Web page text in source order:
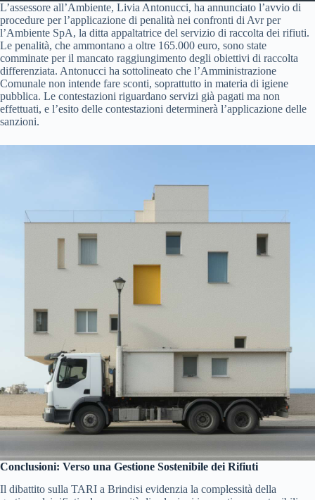
L’assessore all’Ambiente, Livia Antonucci, ha annunciato l’avvio di
procedure per l’applicazione di penalità nei confronti di Avr per
l’Ambiente SpA, la ditta appaltatrice del servizio di raccolta dei rifiuti.
Le penalità, che ammontano a oltre 165.000 euro, sono state
comminate per il mancato raggiungimento degli obiettivi di raccolta
differenziata. Antonucci ha sottolineato che l’Amministrazione
Comunale non intende fare sconti, soprattutto in materia di igiene
pubblica. Le contestazioni riguardano servizi già pagati ma non
effettuati, e l’esito delle contestazioni determinerà l’applicazione delle
sanzioni.
Conclusioni: Verso una Gestione Sostenibile dei Rifiuti
Il dibattito sulla TARI a Brindisi evidenzia la complessità della